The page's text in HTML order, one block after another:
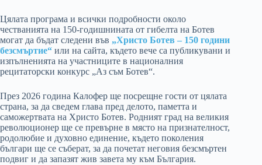
Цялата програма и всички подробности около
честванията на 150-годишнината от гибелта на Ботев
могат да бъдат следени във „Христо Ботев – 150 години
безсмъртие“ или на сайта, където вече са публикувани и
изпълненията на участниците в националния
рецитаторски конкурс „Аз съм Ботев“.
През 2026 година Калофер ще посрещне гости от цялата
страна, за да сведем глава пред делото, паметта и
саможертвата на Христо Ботев. Родният град на великия
революционер ще се превърне в място на признателност,
родолюбие и духовно единение, където поколения
българи ще се съберат, за да почетат неговия безсмъртен
подвиг и да запазят жив завета му към България.